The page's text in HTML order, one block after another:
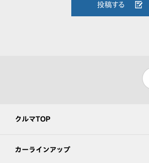
投稿する
クルマTOP
カーラインアップ